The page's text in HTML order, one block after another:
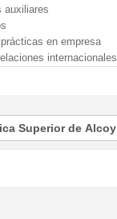
auxiliares
en empresa
internacionales